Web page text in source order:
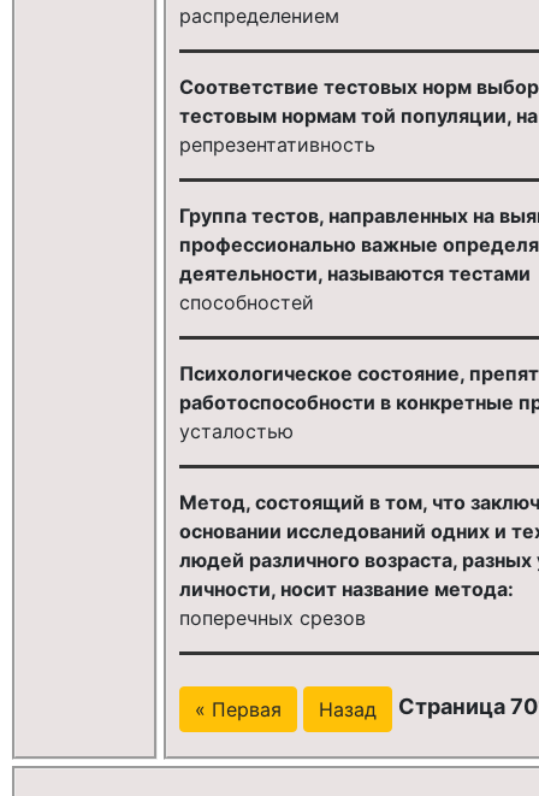
распределением
Соответствие тестовых норм
тестовым нормам той популяции,
репрезентативность
Группа тестов, направленных на
профессионально важные
деятельности, называются тестами
способностей
Психологическое состояние,
работоспособности в конкретные
усталостью
Метод, состоящий в том, что
основании исследований одних и
людей различного возраста,
личности, носит название метода:
поперечных срезов
« Первая Назад Страница